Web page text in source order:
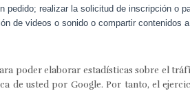
pedido; realizar la solicitud de inscripción o
de videos o sonido o compartir contenidos
poder elaborar estadísticas sobre el
de usted por Google. Por tanto, el